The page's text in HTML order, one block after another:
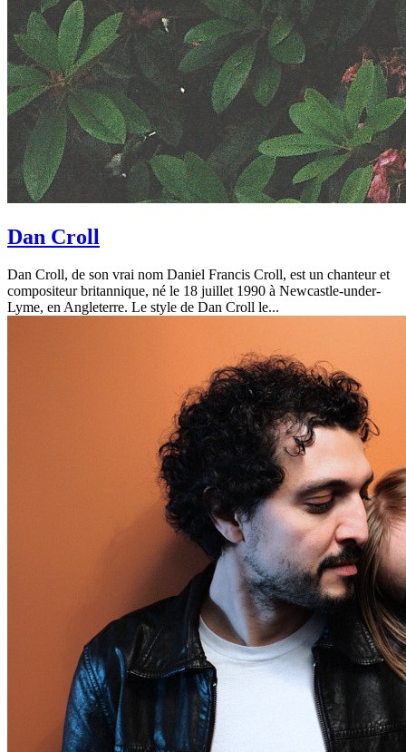
Dan Croll
Dan Croll, de son vrai nom Daniel Francis Croll, est un chanteur et
compositeur britannique, né le 18 juillet 1990 à Newcastle-under-
Lyme, en Angleterre. Le style de Dan Croll le...